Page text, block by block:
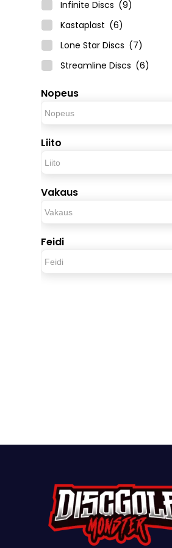
Infinite Discs (9)
Kastaplast (6)
Lone Star Discs (7)
Streamline Discs (6)
Nopeus
Liito
Vakaus
Feidi